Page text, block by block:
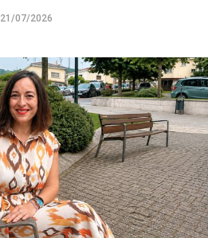
21/07/2026